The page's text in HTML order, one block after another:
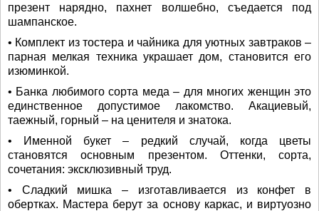
презент нарядно, пахнет волшебно, съедается под
шампанское.
• Комплект из тостера и чайника для уютных завтраков –
парная мелкая техника украшает дом, становится его
изюминкой.
• Банка любимого сорта меда – для многих женщин это
единственное допустимое лакомство. Акациевый,
таежный, горный – на ценителя и знатока.
• Именной букет – редкий случай, когда цветы
становятся основным презентом. Оттенки, сорта,
сочетания: эксклюзивный труд.
• Сладкий мишка – изготавливается из конфет в
обертках. Мастера берут за основу каркас, и виртуозно